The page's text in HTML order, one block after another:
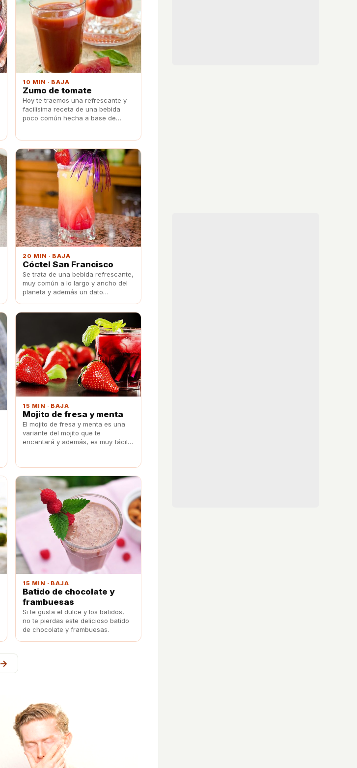
10 MIN · BAJA
Zumo de tomate
Hoy te traemos una refrescante y
facilísima receta de una bebida
poco común hecha a base de
20 MIN · BAJA
Cóctel San Francisco
Se trata de una bebida refrescante,
muy común a lo largo y ancho del
planeta y además un dato
15 MIN · BAJA
Mojito de fresa y menta
El mojito de fresa y menta es una
variante del mojito que te
encantará y además, es muy fácil
15 MIN · BAJA
Batido de chocolate y
frambuesas
Si te gusta el dulce y los batidos,
no te pierdas este delicioso batido
de chocolate y frambuesas.
→